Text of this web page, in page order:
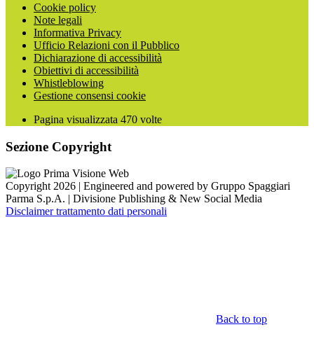
Cookie policy
Note legali
Informativa Privacy
Ufficio Relazioni con il Pubblico
Dichiarazione di accessibilità
Obiettivi di accessibilità
Whistleblowing
Gestione consensi cookie
Pagina visualizzata 470 volte
Sezione Copyright
Copyright 2026 | Engineered and powered by Gruppo Spaggiari
Parma S.p.A. | Divisione Publishing & New Social Media
Disclaimer trattamento dati personali
Back to top